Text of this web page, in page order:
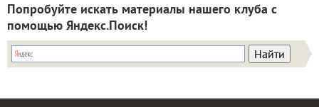
Попробуйте искать материалы нашего клуба с
помощью Яндекс.Поиск!